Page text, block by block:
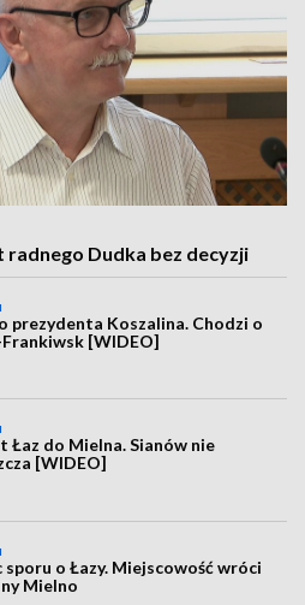
radnego Dudka bez decyzji
prezydenta Koszalina. Chodzi o
[WIDEO]
Łaz do Mielna. Sianów nie
[WIDEO]
sporu o Łazy. Miejscowość wróci
Mielno